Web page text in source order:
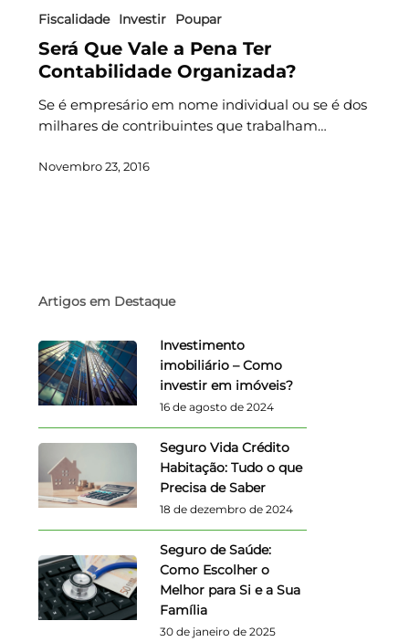
Fiscalidade Investir Poupar
Será Que Vale a Pena Ter
Contabilidade Organizada?
Se é empresário em nome individual ou se é dos
milhares de contribuintes que trabalham…
Novembro 23, 2016
Artigos em Destaque
Investimento
imobiliário – Como
investir em imóveis?
16 de agosto de 2024
Seguro Vida Crédito
Habitação: Tudo o que
Precisa de Saber
18 de dezembro de 2024
Seguro de Saúde:
Como Escolher o
Melhor para Si e a Sua
Família
30 de janeiro de 2025